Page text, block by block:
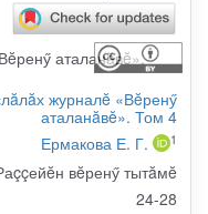
журналĕ «Вĕренӳ
аталанăвĕ». Том 4
Ермакова Е. Г. 1
вĕренӳ тытăмĕ
24-28